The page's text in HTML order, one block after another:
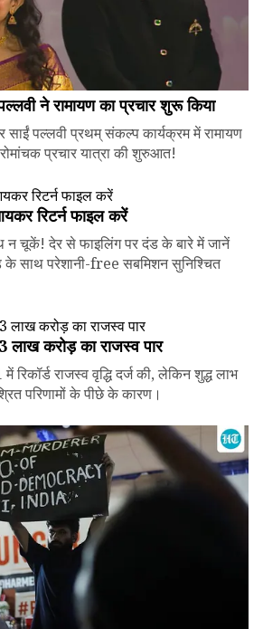
ने रामायण का प्रचार शुरू किया
पल्लवी प्रथम् संकल्प कार्यक्रम में रामायण
प्रचार यात्रा की शुरुआत!
रिटर्न फाइल करें
न चूकें! देर से फाइलिंग पर दंड के बारे में जानें
के साथ परेशानी-free सबमिशन सुनिश्चित
लाख करोड़ का राजस्व पार
रिकॉर्ड राजस्व वृद्धि दर्ज की, लेकिन शुद्ध लाभ
परिणामों के पीछे के कारण।